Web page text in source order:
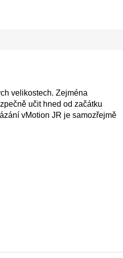
velikostech. Zejména
učit hned od začátku
vMotion JR je samozřejmě